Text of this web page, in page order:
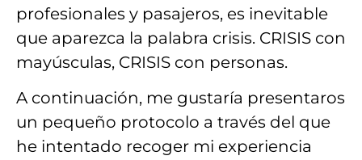
profesionales y pasajeros, es inevitable
que aparezca la palabra crisis. CRISIS con
mayúsculas, CRISIS con personas.
A continuación, me gustaría presentaros
un pequeño protocolo a través del que
he intentado recoger mi experiencia